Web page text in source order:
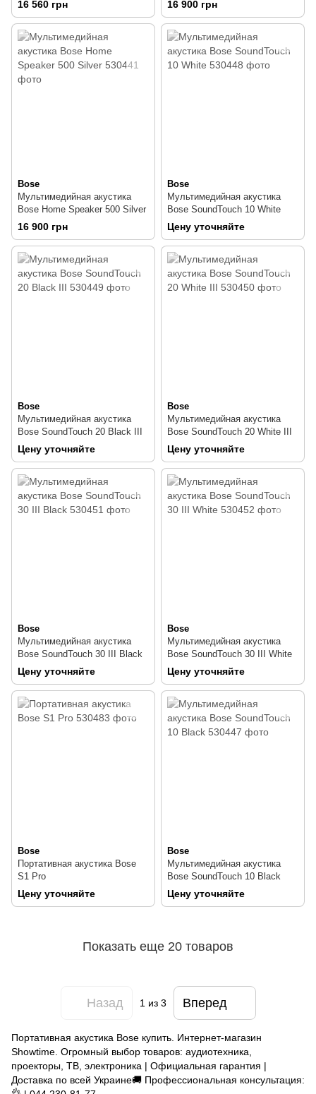
16 560 грн 16 900 грн
Bose
Мультимедийная акустика
Bose Home Speaker 500 Silver
16 900 грн
Bose
Мультимедийная акустика
Bose SoundTouch 10 White
Цену уточняйте
Bose
Мультимедийная акустика
Bose SoundTouch 20 Black III
Цену уточняйте
Bose
Мультимедийная акустика
Bose SoundTouch 20 White III
Цену уточняйте
Bose
Мультимедийная акустика
Bose SoundTouch 30 III Black
Цену уточняйте
Bose
Мультимедийная акустика
Bose SoundTouch 30 III White
Цену уточняйте
Bose
Портативная акустика Bose
S1 Pro
Цену уточняйте
Bose
Мультимедийная акустика
Bose SoundTouch 10 Black
Цену уточняйте
Показать еще 20 товаров
Назад 1из 3 Вперед
Портативная акустика Bose купить. Интернет-магазин
Showtime. Огромный выбор товаров: аудиотехника,
проекторы, ТВ, электроника | Официальная гарантия |
Доставка по всей Украине🚚 Профессиональная консультация: